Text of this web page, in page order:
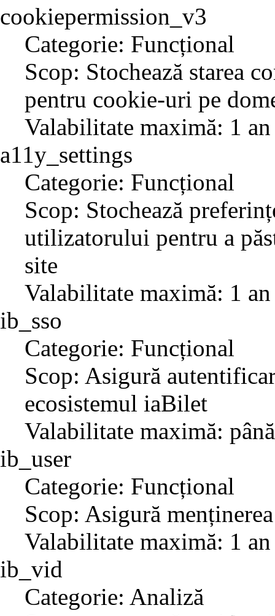
cookiepermission_v3
Categorie: Funcțional
Scop: Stochează starea
pentru cookie-uri pe
Valabilitate maximă: 1 an
a11y_settings
Categorie: Funcțional
Scop: Stochează
utilizatorului pentru a
site
Valabilitate maximă: 1 an
ib_sso
Categorie: Funcțional
Scop: Asigură
ecosistemul iaBilet
Valabilitate maximă:
ib_user
Categorie: Funcțional
Scop: Asigură
Valabilitate maximă: 1 an
ib_vid
Categorie: Analiză